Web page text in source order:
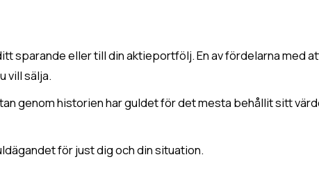
sparande eller till din aktieportfölj. En av fördelarna med
vill sälja.
genom historien har guldet för det mesta behållit sitt
för just dig och din situation.